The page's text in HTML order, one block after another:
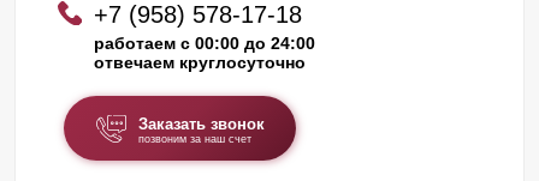
+7 (958) 578-17-18
работаем с 00:00 до 24:00
отвечаем круглосуточно
Заказать звонок
позвоним за наш счет